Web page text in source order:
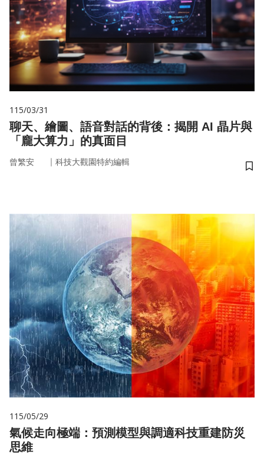
115/03/31
聊天、繪圖、語音對話的背後：揭開 AI 晶片與
「龐大算力」的真面目
曾繁安 ｜ 科技大觀園特約編輯
儲
115/05/29
氣候走向極端：預測模型與調適科技重建防災
思維